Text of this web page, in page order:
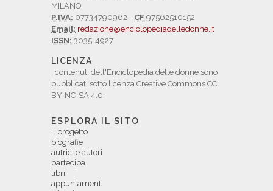
MILANO
P.IVA: 07734790962 - CF 97562510152
Email: redazione@enciclopediadelledonne.it
ISSN: 3035-4927
LICENZA
I contenuti dell'Enciclopedia delle donne sono
pubblicati sotto licenza Creative Commons CC
BY-NC-SA 4.0.
ESPLORA IL SITO
il progetto
biografie
autrici e autori
partecipa
libri
appuntamenti